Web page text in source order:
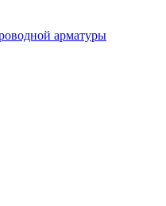
арматуры